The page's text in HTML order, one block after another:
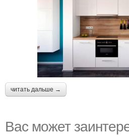
читать дальше →
Вас может